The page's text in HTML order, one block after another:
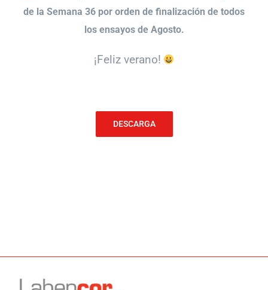
de la Semana 36 por orden de finalización de todos
los ensayos de Agosto.
¡Feliz verano!
DESCARGA